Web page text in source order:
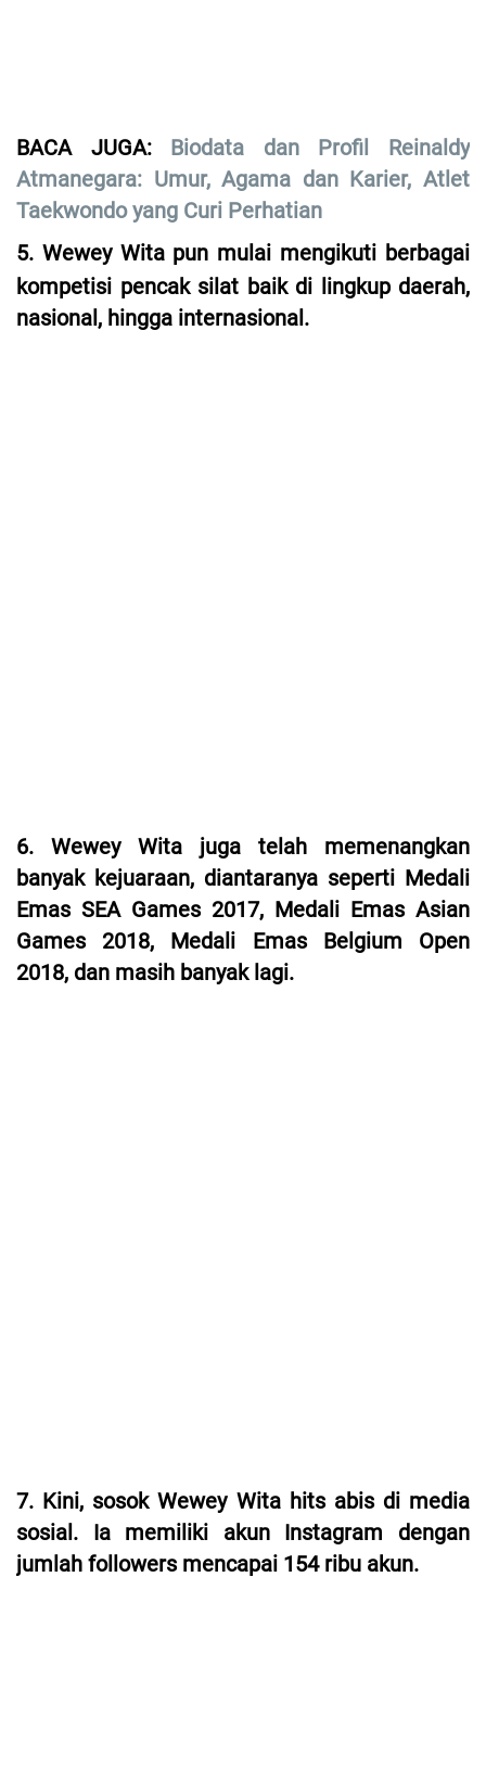
BACA JUGA: Biodata dan Profil Reinaldy
Atmanegara: Umur, Agama dan Karier, Atlet
Taekwondo yang Curi Perhatian
5. Wewey Wita pun mulai mengikuti berbagai
kompetisi pencak silat baik di lingkup daerah,
nasional, hingga internasional.
6. Wewey Wita juga telah memenangkan
banyak kejuaraan, diantaranya seperti Medali
Emas SEA Games 2017, Medali Emas Asian
Games 2018, Medali Emas Belgium Open
2018, dan masih banyak lagi.
7. Kini, sosok Wewey Wita hits abis di media
sosial. Ia memiliki akun Instagram dengan
jumlah followers mencapai 154 ribu akun.